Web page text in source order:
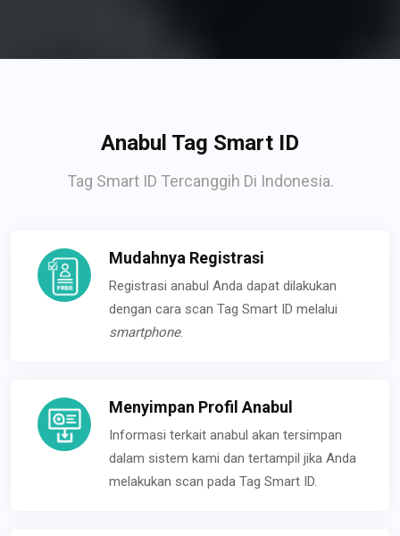
Anabul Tag Smart ID
Tag Smart ID Tercanggih Di Indonesia.
Mudahnya Registrasi
Registrasi anabul Anda dapat dilakukan
dengan cara scan Tag Smart ID melalui
smartphone.
Menyimpan Profil Anabul
Informasi terkait anabul akan tersimpan
dalam sistem kami dan tertampil jika Anda
melakukan scan pada Tag Smart ID.